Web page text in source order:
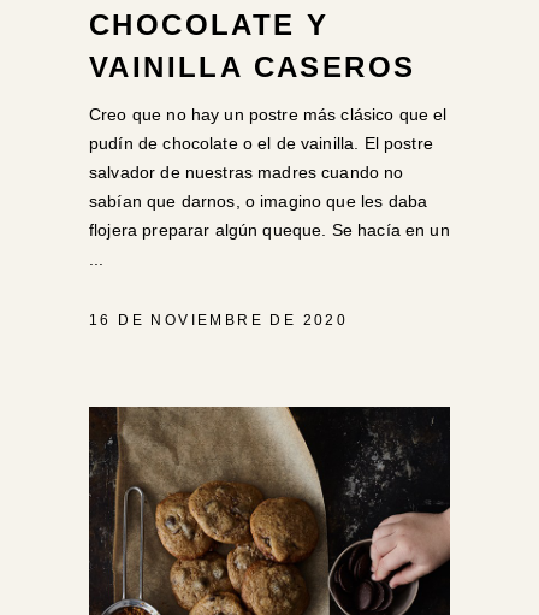
CHOCOLATE Y
VAINILLA CASEROS
Creo que no hay un postre más clásico que el
pudín de chocolate o el de vainilla. El postre
salvador de nuestras madres cuando no
sabían que darnos, o imagino que les daba
flojera preparar algún queque. Se hacía en un
16 DE NOVIEMBRE DE 2020